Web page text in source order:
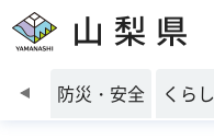
山梨県
前のスライドを表示
防災・安全 くらし